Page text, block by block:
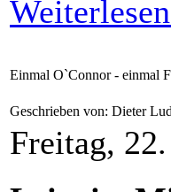
Einmal O`Connor - einmal
Geschrieben von: Dieter
Freitag,